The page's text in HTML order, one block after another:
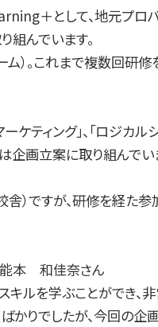
＋として、地元プロ
組んでいます。
。これまで複数回研修
ーケティング」、「ロジ
企画立案に取り組んでい
）ですが、研修を経た
本 和佳奈さん
キルを学ぶことができ、
かりでしたが、今回の企